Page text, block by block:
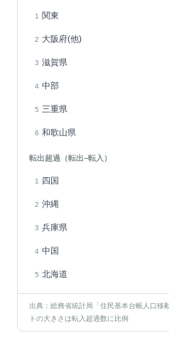
1 関東
2 大阪府(他)
3 滋賀県
4 中部
5 三重県
6 和歌山県
転出超過（転出−転入）
1 四国
2 沖縄
3 兵庫県
4 中国
5 北海道
出典：総務省統計局「住民基本台帳人口移
トの大きさは転入超過数に比例